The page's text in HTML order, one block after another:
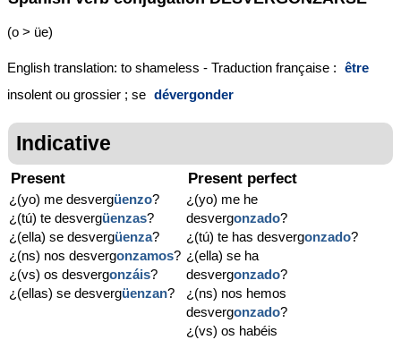
(o > üe)
English translation: to shameless - Traduction française : être
insolent ou grossier ; se dévergonder
Indicative
Present
¿(yo) me desvergüenzo?
¿(tú) te desvergüenzas?
¿(ella) se desvergüenza?
¿(ns) nos desvergonzamos?
¿(vs) os desvergonzáis?
¿(ellas) se desvergüenzan?
Present perfect
¿(yo) me he
desvergonzado?
¿(tú) te has desvergonzado?
¿(ella) se ha
desvergonzado?
¿(ns) nos hemos
desvergonzado?
¿(vs) os habéis